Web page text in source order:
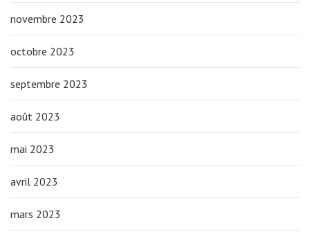
novembre 2023
octobre 2023
septembre 2023
août 2023
mai 2023
avril 2023
mars 2023